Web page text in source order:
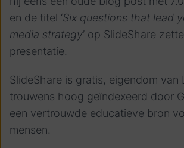
en de titel ‘Six questions that lead
media strategy’ op SlideShare
presentatie.
SlideShare is gratis, eigendom van
trouwens hoog geïndexeerd door
een vertrouwde educatieve bron
mensen.